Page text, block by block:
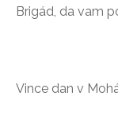
Brigád, da vam
Vince dan v